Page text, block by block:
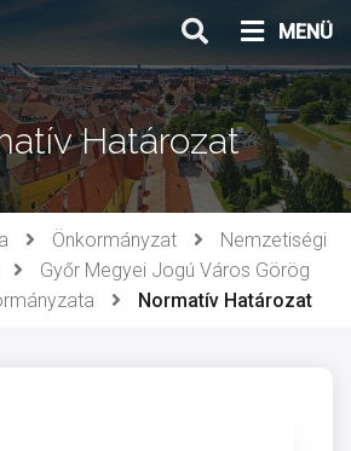
MENÜ
Határozat
Önkormányzat
Nemzetiségi
Győr Megyei Jogú Város Görög
Normatív Határozat